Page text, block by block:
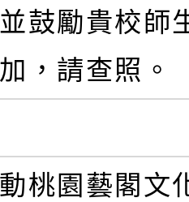
鼓勵貴校師
，請查照。
桃園藝閣文